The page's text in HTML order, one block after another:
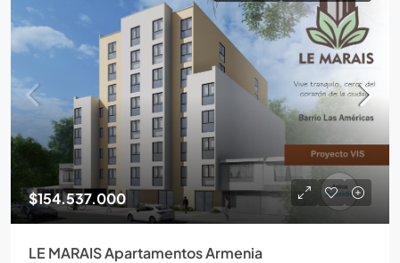
$154.537.000
LE MARAIS Apartamentos Armenia